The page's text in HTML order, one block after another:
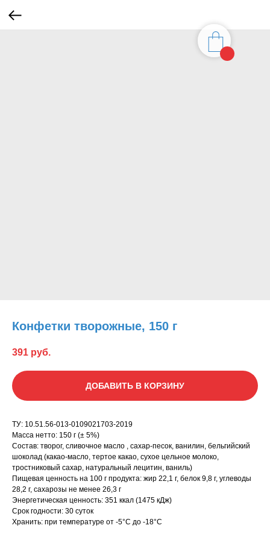
Конфетки творожные, 150 г
391 руб.
ДОБАВИТЬ В КОРЗИНУ
ТУ: 10.51.56-013-0109021703-2019
Масса нетто: 150 г (± 5%)
Состав: творог, сливочное масло , сахар-песок, ванилин, бельгийский
шоколад (какао-масло, тертое какао, сухое цельное молоко,
тростниковый сахар, натуральный лецитин, ваниль)
Пищевая ценность на 100 г продукта: жир 22,1 г, белок 9,8 г, углеводы
28,2 г, сахарозы не менее 26,3 г
Энергетическая ценность: 351 ккал (1475 кДж)
Срок годности: 30 суток
Хранить: при температуре от -5°С до -18°С